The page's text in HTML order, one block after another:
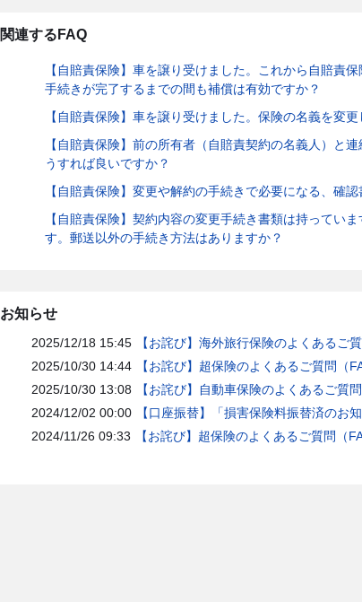
関連するFAQ
【自賠責保険】車を譲り受けました。これから自賠責
手続きが完了するまでの間も補償は有効ですか？
【自賠責保険】車を譲り受けました。保険の名義を変
【自賠責保険】前の所有者（自賠責契約の名義人）と
うすれば良いですか？
【自賠責保険】変更や解約の手続きで必要になる、確認
【自賠責保険】契約内容の変更手続き書類は持ってい
す。郵送以外の手続き方法はありますか？
お知らせ
2025/12/18 15:45
【お詫び】海外旅行保険のよくあるご
2025/10/30 14:44
【お詫び】超保険のよくあるご質問（
2025/10/30 13:08
【お詫び】自動車保険のよくあるご質
2024/12/02 00:00
【口座振替】「損害保険料振替済のお
2024/11/26 09:33
【お詫び】超保険のよくあるご質問（